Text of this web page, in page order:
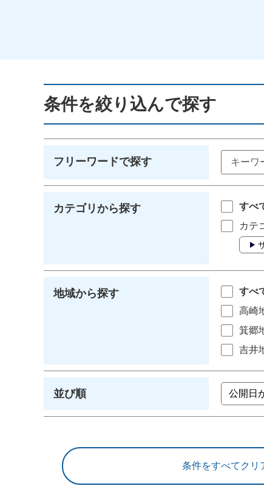
条件を絞り込んで探す
フリーワードで探す
カテゴリから探す
すべ
カテ
地域から探す
すべ
高崎
箕郷
吉井
並び順